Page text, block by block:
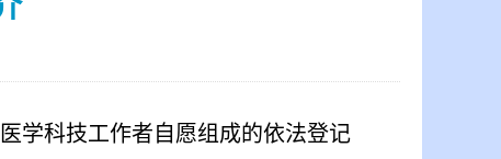
学科技工作者自愿组成的依法登记